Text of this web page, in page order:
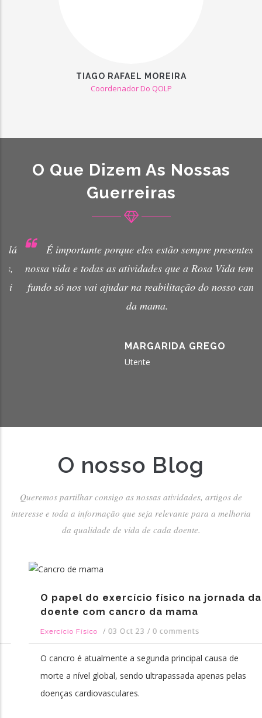
TIAGO RAFAEL MOREIRA
Coordenador Do QOLP
O Que Dizem As Nossas
Guerreiras
É importante porque eles estão sempre presentes na
nossa vida e todas as atividades que a Rosa Vida tem, no
fundo só nos vai ajudar na reabilitação do nosso cancro
da mama.
MARGARIDA GREGO
Utente
O nosso Blog
Queremos partilhar consigo as nossas atividades, artigos de
interesse e toda a informação que seja relevante para a melhoria
da qualidade de vida de cada doente.
O papel do exercício físico na jornada da
doente com cancro da mama
Exercício Físico /03 Oct 23 / 0 comments
O cancro é atualmente a segunda principal causa de
morte a nível global, sendo ultrapassada apenas pelas
doenças cardiovasculares.